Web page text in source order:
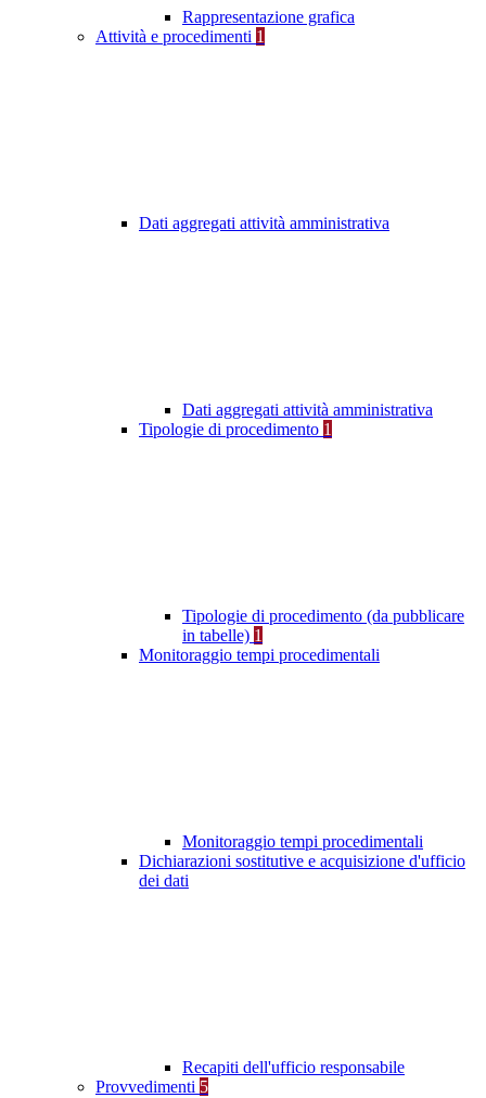
Rappresentazione grafica
Attività e procedimenti 1
Dati aggregati attività amministrativa
Dati aggregati attività amministrativa
Tipologie di procedimento 1
Tipologie di procedimento (da pubblicare
in tabelle) 1
Monitoraggio tempi procedimentali
Monitoraggio tempi procedimentali
Dichiarazioni sostitutive e acquisizione d'ufficio
dei dati
Recapiti dell'ufficio responsabile
Provvedimenti 5